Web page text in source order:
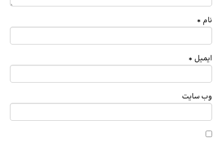
نام *
ایمیل *
وب‌ سایت